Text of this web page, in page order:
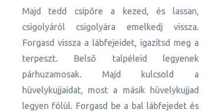
Majd tedd csípőre a kezed, és lassan,
csigolyáról csigolyára emelkedj vissza.
Forgasd vissza a lábfejeidet, igazítsd meg a
terpeszt. Belső talpéleid legyenek
párhuzamosak. Majd kulcsold a
hüvelykujjaidat, most a másik hüvelykujjad
legyen fölül. Forgasd be a bal lábfejedet és